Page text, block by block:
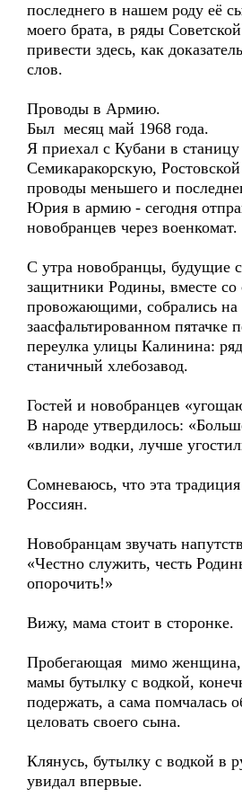
последнего в нашем роду её
моего брата, в ряды
привести здесь, как
слов.
Проводы в Армию.
Был месяц май 1968 года.
Я приехал с Кубани в станицу
Семикаракорскую,
проводы меньшего и
Юрия в армию - сегодня
новобранцев через военкомат.
С утра новобранцы, будущие
защитники Родины, вместе со
провожающими, собрались на
заасфальтированном пятачке
переулка улицы Калинина:
станичный хлебозавод.
Гостей и новобранцев
В народе утвердилось:
«влили» водки, лучше
Сомневаюсь, что эта
Россиян.
Новобранцам звучать
«Честно служить, честь
опорочить!»
Вижу, мама стоит в сторонке.
Пробегающая мимо женщина,
мамы бутылку с водкой,
подержать, а сама помчалась
целовать своего сына.
Клянусь, бутылку с водкой в
увидал впервые.